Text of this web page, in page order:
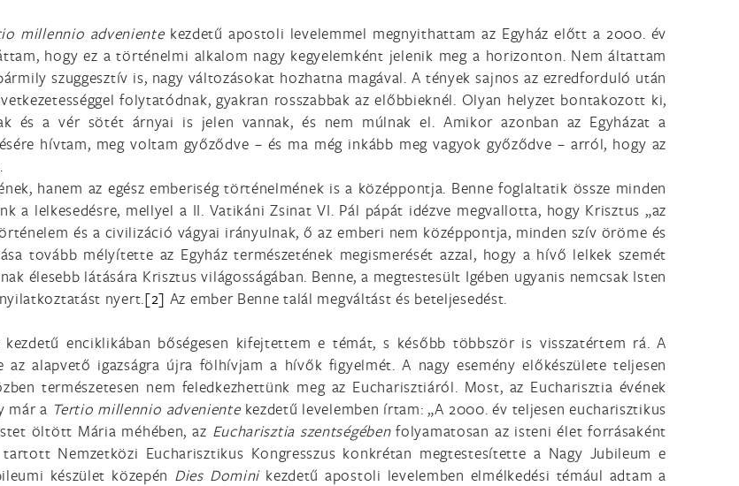
millennio adveniente kezdetű apostoli levelemmel megnyithattam az Egyház előtt a 2000. év
hogy ez a történelmi alkalom nagy kegyelemként jelenik meg a horizonton. Nem áltattam
szuggesztív is, nagy változásokat hozhatna magával. A tények sajnos az ezredforduló után
folytatódnak, gyakran rosszabbak az előbbieknél. Olyan helyzet bontakozott ki,
és a vér sötét árnyai is jelen vannak, és nem múlnak el. Amikor azonban az Egyházat a
hívtam, meg voltam győződve – és ma még inkább meg vagyok győződve – arról, hogy az
hanem az egész emberiség történelmének is a középpontja. Benne foglaltatik össze minden
a lelkesedésre, mellyel a II. Vatikáni Zsinat VI. Pál pápát idézve megvallotta, hogy Krisztus „az
és a civilizáció vágyai irányulnak, ő az emberi nem középpontja, minden szív öröme és
tovább mélyítette az Egyház természetének megismerését azzal, hogy a hívő lelkek szemét
élesebb látására Krisztus világosságában. Benne, a megtestesült Igében ugyanis nemcsak Isten
nyert.[2] Az ember Benne talál megváltást és beteljesedést.
kezdetű enciklikában bőségesen kifejtettem e témát, s később többször is visszatértem rá. A
alapvető igazságra újra fölhívjam a hívők figyelmét. A nagy esemény előkészülete teljesen
természetesen nem feledkezhettünk meg az Eucharisztiáról. Most, az Eucharisztia évének
már a Tertio millennio adveniente kezdetű levelemben írtam: „A 2000. év teljesen eucharisztikus
öltött Mária méhében, az Eucharisztia szentségébenfolyamatosan az isteni élet forrásaként
Nemzetközi Eucharisztikus Kongresszus konkrétan megtestesítette a Nagy Jubileum e
készület közepén Dies Domini kezdetű apostoli levelemben elmélkedési témául adtam a